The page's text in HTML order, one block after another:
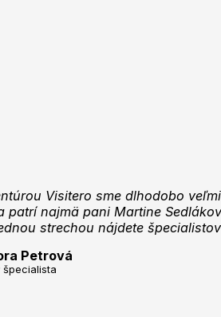
Visitero sme dlhodobo
patrí najmä pani Martine
strechou nájdete
Petrová
špecialista